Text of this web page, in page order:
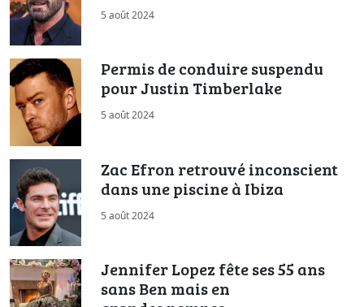
5 août 2024
Permis de conduire suspendu
pour Justin Timberlake
5 août 2024
Zac Efron retrouvé inconscient
dans une piscine à Ibiza
5 août 2024
Jennifer Lopez fête ses 55 ans
sans Ben mais en